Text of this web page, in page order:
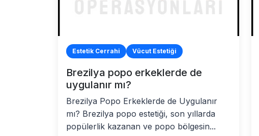
Estetik Cerrahi Vücut Estetiği
Brezilya popo erkeklerde de
uygulanır mı?
Brezilya Popo Erkeklerde de Uygulanır
mı? Brezilya popo estetiği, son yıllarda
popülerlik kazanan ve popo bölgesin...